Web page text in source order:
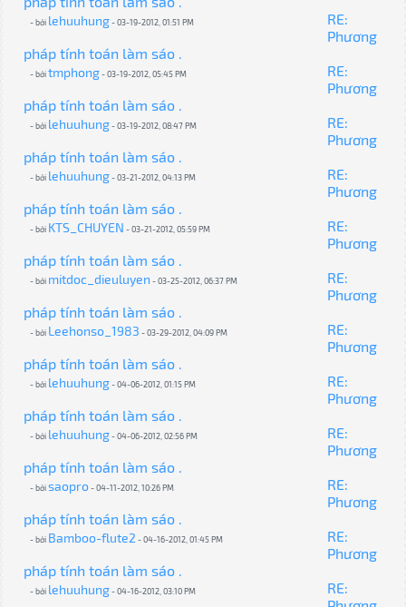
- bởi lehuuhung- 03-19-2012, 01:51 PM
RE:
Phương
pháp tính toán làm sáo .
- bởitmphong- 03-19-2012, 05:45 PM
RE:
Phương
pháp tính toán làm sáo .
- bởi lehuuhung- 03-19-2012, 08:47 PM
RE:
Phương
pháp tính toán làm sáo .
- bởi lehuuhung- 03-21-2012, 04:13 PM
RE:
Phương
pháp tính toán làm sáo .
- bởi KTS_CHUYEN - 03-21-2012, 05:59 PM
RE:
Phương
pháp tính toán làm sáo .
- bởi mitdoc_dieuluyen - 03-25-2012, 06:37 PM
RE:
Phương
pháp tính toán làm sáo .
- bởi Leehonso_1983 - 03-29-2012, 04:09 PM
RE:
Phương
pháp tính toán làm sáo .
- bởi lehuuhung- 04-06-2012, 01:15 PM
RE:
Phương
pháp tính toán làm sáo .
- bởi lehuuhung- 04-06-2012, 02:56 PM
RE:
Phương
pháp tính toán làm sáo .
- bởisaopro- 04-11-2012, 10:26 PM
RE:
Phương
pháp tính toán làm sáo .
- bởi Bamboo-flute2 - 04-16-2012, 01:45 PM
RE:
Phương
pháp tính toán làm sáo .
- bởi lehuuhung- 04-16-2012, 03:10 PM
RE: